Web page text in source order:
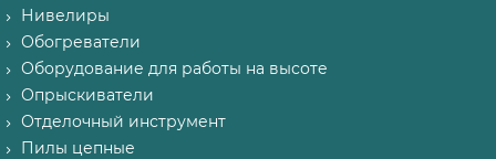
Нивелиры
Обогреватели
Оборудование для работы на высоте
Опрыскиватели
Отделочный инструмент
Пилы цепные